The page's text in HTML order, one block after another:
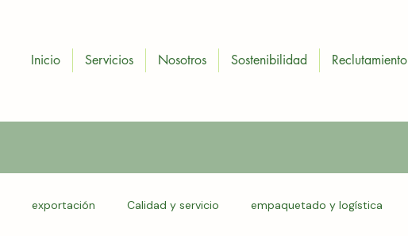
Inicio Servicios Nosotros Sostenibilidad Reclutamiento
exportación Calidad y servicio empaquetado y logística